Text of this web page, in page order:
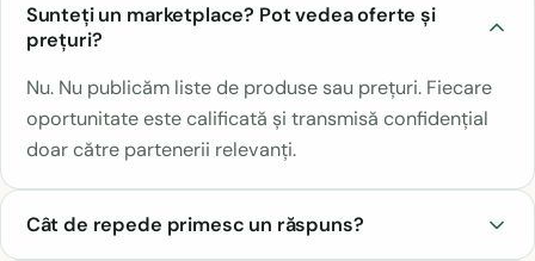
Sunteți un marketplace? Pot vedea oferte și
prețuri?
Nu. Nu publicăm liste de produse sau prețuri. Fiecare
oportunitate este calificată și transmisă confidențial
doar către partenerii relevanți.
Cât de repede primesc un răspuns?